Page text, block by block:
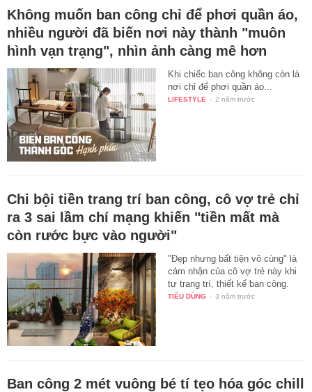
Không muốn ban công chỉ để phơi quần áo,
nhiều người đã biến nơi này thành "muôn
hình vạn trạng", nhìn ảnh càng mê hơn
Khi chiếc ban công không còn là
nơi chỉ để phơi quần áo...
LIFESTYLE - 2 năm trước
Chi bội tiền trang trí ban công, cô vợ trẻ chỉ
ra 3 sai lầm chí mạng khiến "tiền mất mà
còn rước bực vào người"
"Đẹp nhưng bất tiện vô cùng" là
cảm nhận của cô vợ trẻ này khi
tự trang trí, thiết kế ban công.
TIÊU DÙNG - 3 năm trước
Ban công 2 mét vuông bé tí tẹo hóa góc chill